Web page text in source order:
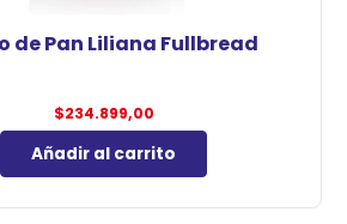
de Pan Liliana Fullbread
$234.899,00
Añadir al carrito